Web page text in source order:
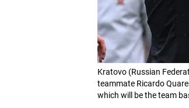
Kratovo (Russian
teammate Ricardo
which will be the team